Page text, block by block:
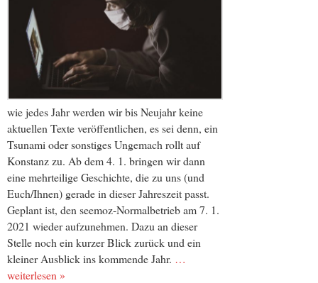
wie jedes Jahr werden wir bis Neujahr keine
aktuellen Texte veröffentlichen, es sei denn, ein
Tsunami oder sonstiges Ungemach rollt auf
Konstanz zu. Ab dem 4. 1. bringen wir dann
eine mehrteilige Geschichte, die zu uns (und
Euch/Ihnen) gerade in dieser Jahreszeit passt.
Geplant ist, den seemoz-Normalbetrieb am 7. 1.
2021 wieder aufzunehmen. Dazu an dieser
Stelle noch ein kurzer Blick zurück und ein
kleiner Ausblick ins kommende Jahr. …
weiterlesen »